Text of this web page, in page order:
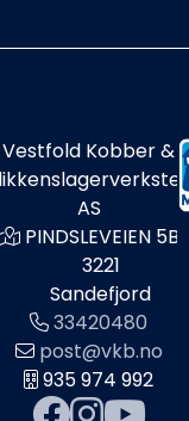
Vestfold Kobber &
AS
PINDSLEVEIEN 5B
3221
Sandefjord
33420480
post@vkb.no
935 974 992